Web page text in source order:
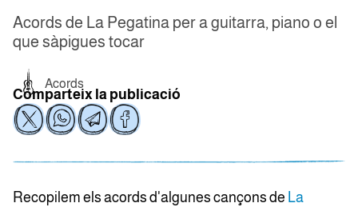
Acords de La Pegatina per a guitarra, piano o el
que sàpigues tocar
Acords
Comparteix la publicació
Recopilem els acords d'algunes cançons de La